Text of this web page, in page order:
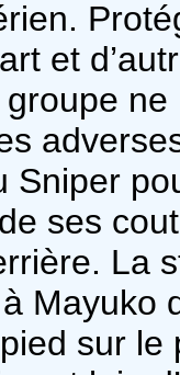
et
Sniper
ses
La
Mayuko
sur le